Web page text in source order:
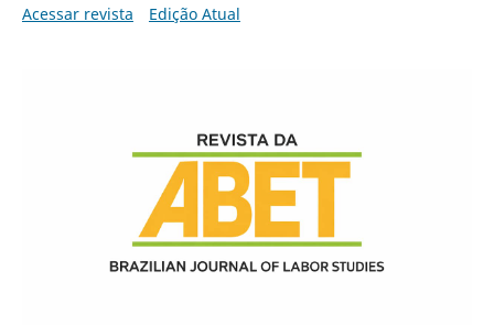
Acessar revista Edição Atual